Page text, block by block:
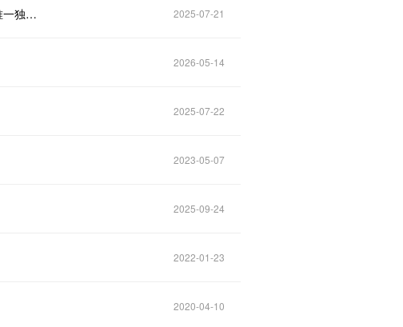
蔚领时代《MULAN2125》入围82届威尼斯电影节沉浸单元 成中国大陆唯一独立制作竞赛作品 2025-07-21
2026-05-14
2025-07-22
2023-05-07
2025-09-24
2022-01-23
2020-04-10